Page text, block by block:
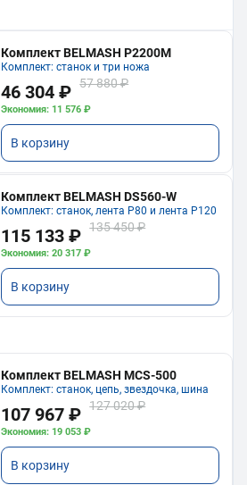
Комплект BELMASH P2200M
Комплект: станок и три ножа
46 304 ₽ 57 880 ₽
Экономия: 11 576 ₽
В корзину
Комплект BELMASH DS560-W
Комплект: станок, лента P80 и лента P120
115 133 ₽ 135 450 ₽
Экономия: 20 317 ₽
В корзину
Комплект BELMASH MCS-500
Комплект: станок, цепь, звездочка, шина
107 967 ₽ 127 020 ₽
Экономия: 19 053 ₽
В корзину